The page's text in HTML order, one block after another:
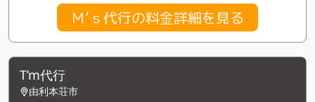
Ｍ’ｓ代行の料金詳細を見る
T’m代行
由利本荘市